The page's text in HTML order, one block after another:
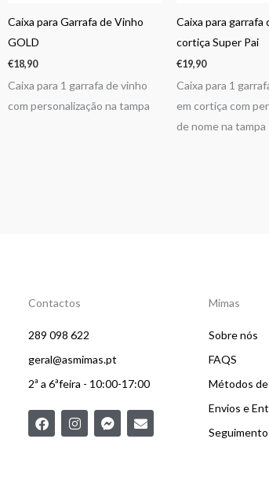
Caixa para Garrafa de Vinho
GOLD
€18,90
Caixa para 1 garrafa de vinho
com personalização na tampa
Caixa para garrafa
cortiça Super Pai
€19,90
Caixa para 1
em cortiça com
de nome na tampa
Contactos
289 098 622
geral@asmimas.pt
2ª a 6ªfeira - 10:00-17:00
F
a
I
n
F
a
E
n
Mimas
Sobre nós
FAQS
Métodos
Envios e